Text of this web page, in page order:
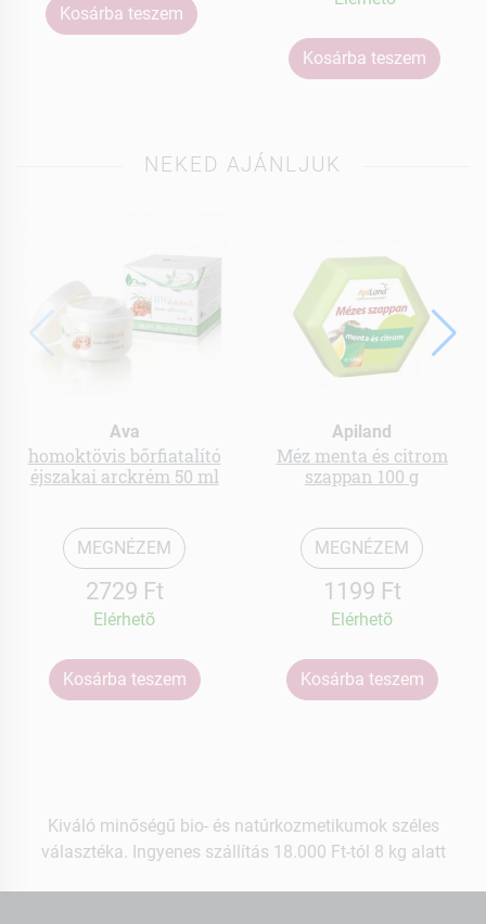
Kosárba teszem
Kosárba teszem
NEKED AJÁNLJUK
Ava
homoktövis bőrfiatalító
éjszakai arckrém 50 ml
MEGNÉZEM
2729 Ft
Elérhetõ
Kosárba teszem
Apiland
Méz menta és citrom
szappan 100 g
MEGNÉZEM
1199 Ft
Elérhetõ
Kosárba teszem
Kiváló minőségű bio- és natúrkozmetikumok széles
választéka. Ingyenes szállítás 18.000 Ft-tól 8 kg alatt